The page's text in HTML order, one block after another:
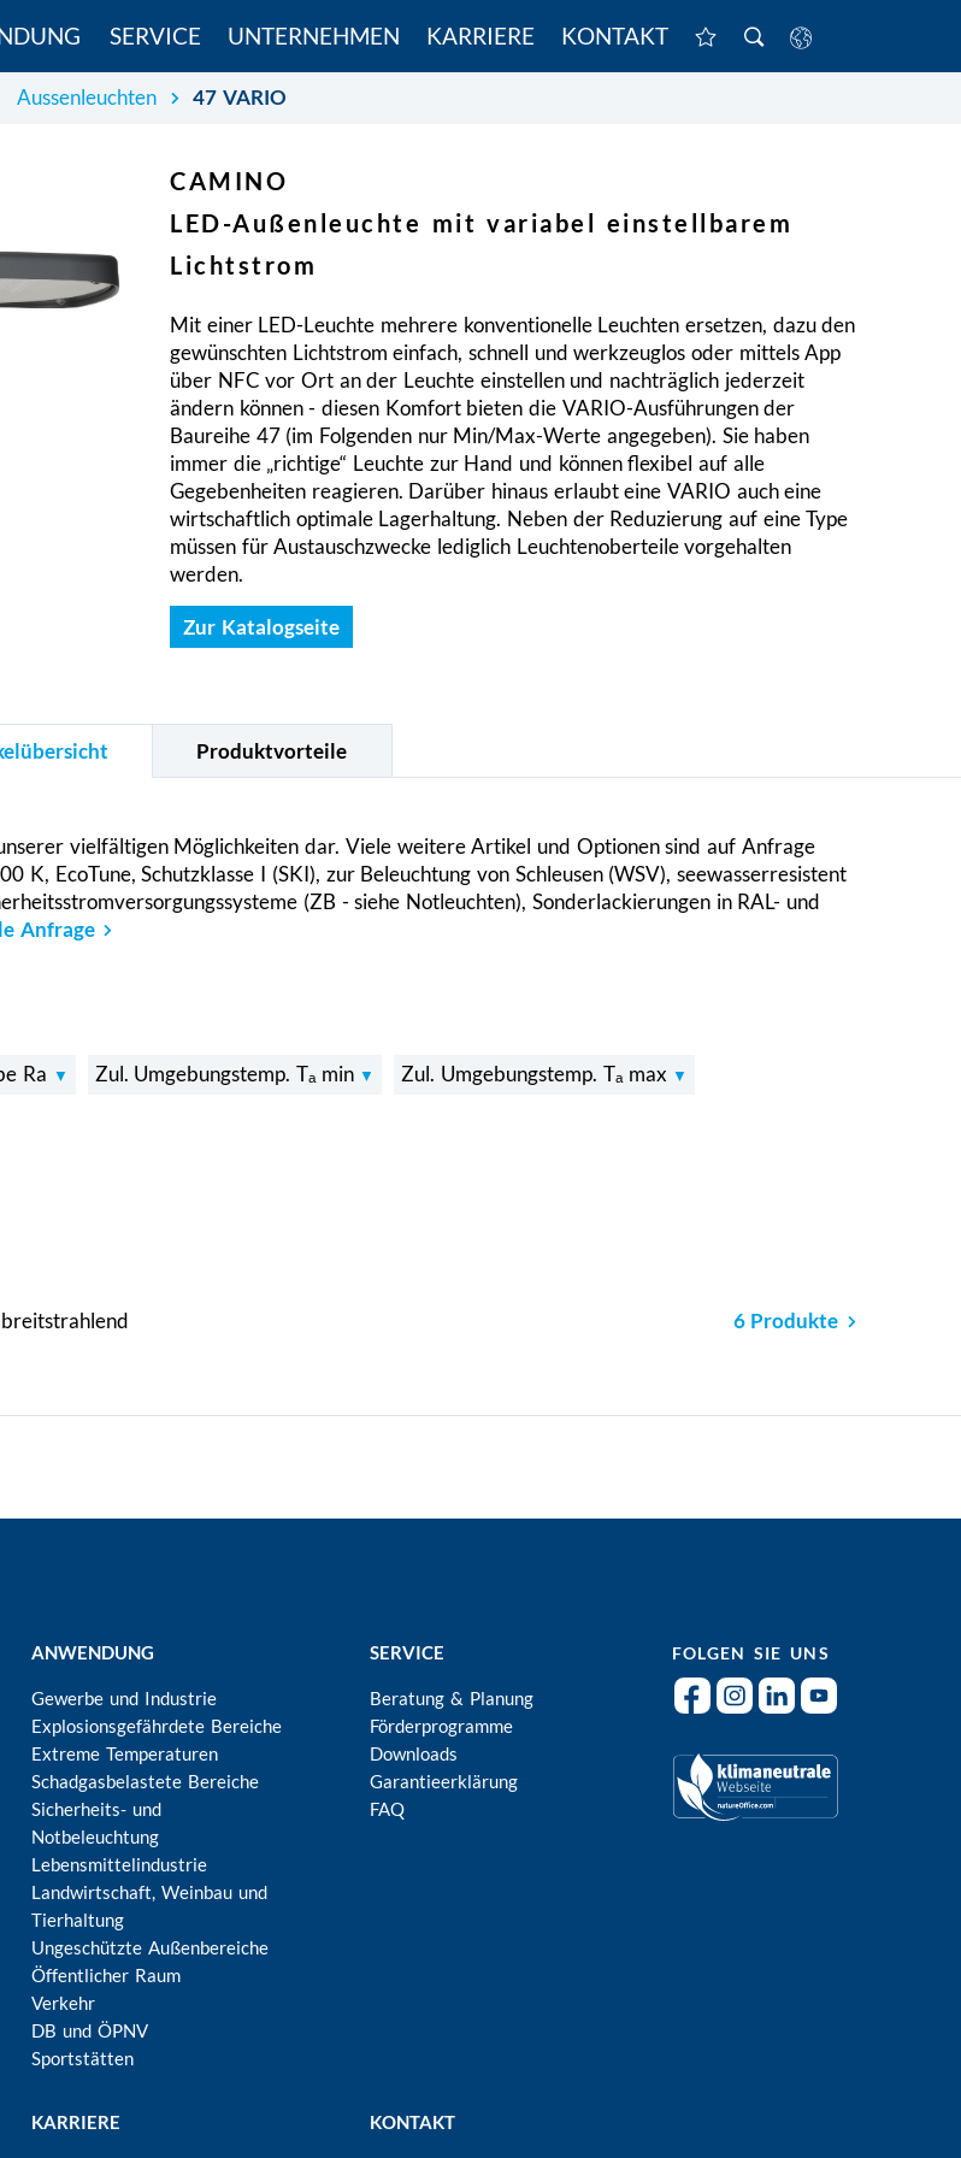
SERVICE UNTERNEHMEN KARRIERE KONTAKT
Aussenleuchten 47 VARIO
CAMINO
LED-Außenleuchte mit variabel einstellbarem
Lichtstrom
Mit einer LED-Leuchte mehrere konventionelle Leuchten ersetzen, dazu den
gewünschten Lichtstrom einfach, schnell und werkzeuglos oder mittels App
über NFC vor Ort an der Leuchte einstellen und nachträglich jederzeit
ändern können - diesen Komfort bieten die VARIO-Ausführungen der
Baureihe 47 (im Folgenden nur Min/Max-Werte angegeben). Sie haben
immer die „richtige“ Leuchte zur Hand und können flexibel auf alle
Gegebenheiten reagieren. Darüber hinaus erlaubt eine VARIO auch eine
wirtschaftlich optimale Lagerhaltung. Neben der Reduzierung auf eine Type
müssen für Austauschzwecke lediglich Leuchtenoberteile vorgehalten
werden.
Zur Katalogseite
Produktvorteile
vielfältigen Möglichkeiten dar. Viele weitere Artikel und Optionen sind auf Anfrage
EcoTune, Schutzklasse I (SKI), zur Beleuchtung von Schleusen (WSV), seewasserresistent
(ZB - siehe Notleuchten), Sonderlackierungen in RAL- und
Anfrage
Ra Zul. Umgebungstemp. Tₐ min Zul. Umgebungstemp. Tₐ max
6 Produkte
ANWENDUNG
Gewerbe und Industrie
Explosionsgefährdete Bereiche
Extreme Temperaturen
Schadgasbelastete Bereiche
Sicherheits- und
Notbeleuchtung
Lebensmittelindustrie
Landwirtschaft, Weinbau und
Tierhaltung
Ungeschützte Außenbereiche
Öffentlicher Raum
Verkehr
DB und ÖPNV
Sportstätten
SERVICE
Beratung & Planung
Förderprogramme
Downloads
Garantieerklärung
FAQ
KARRIERE KONTAKT
FOLGEN SIE UNS